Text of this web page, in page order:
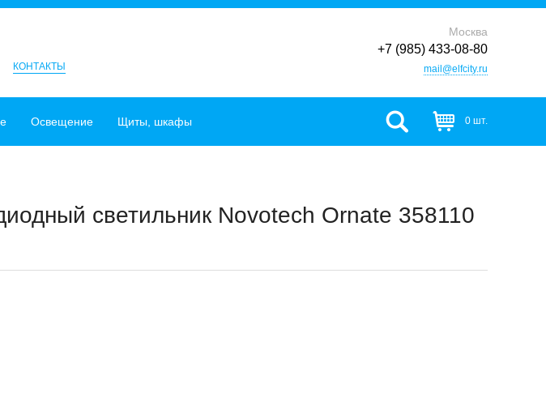
КОНТАКТЫ
Москва
+7 (985) 433-08-80
mail@elfcity.ru
Освещение Щиты, шкафы 0 шт.
светильник Novotech Ornate 358110